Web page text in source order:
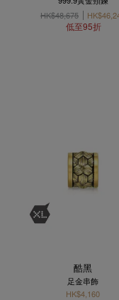
HK$48,675
低至95折
酷黑
足金串飾
HK$4,160